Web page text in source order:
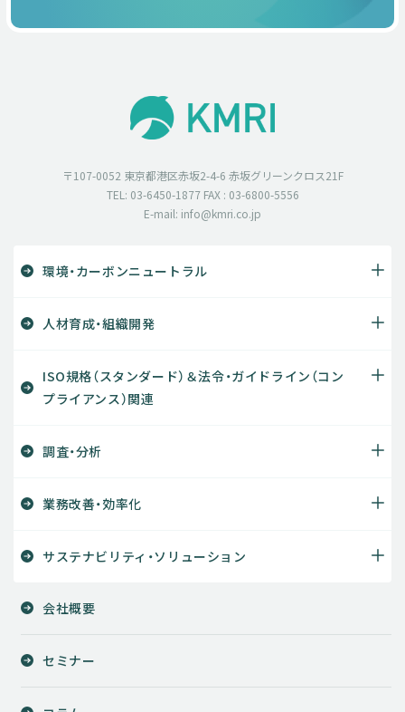
〒107-0052 東京都港区赤坂2-4-6 赤坂グリーンクロス21F
TEL: 03-6450-1877 FAX : 03-6800-5556
E-mail: info@kmri.co.jp
環境・カーボンニュートラル
人材育成・組織開発
ISO規格（スタンダード）＆法令・ガイドライン（コン
プライアンス）関連
調査・分析
業務改善・効率化
サステナビリティ・ソリューション
会社概要
セミナー